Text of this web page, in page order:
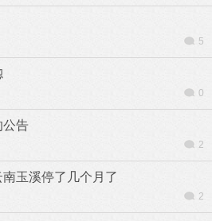
5
0
公告
2
玉溪停了几个月了
2